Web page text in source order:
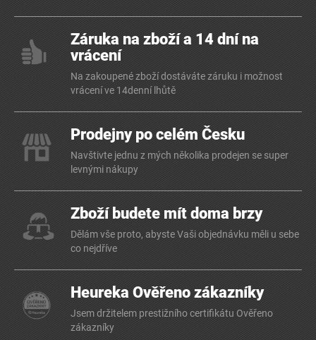
Záruka na zboží a 14 dní na
vrácení
Na zakoupené zboží dostáváte záruku i možnost
vrácení ve 14denní lhůtě
Prodejny po celém Česku
Navštivte jednu z mých několika prodejen se super
levnými nákupy
Zboží budete mít doma brzy
Dělám vše proto, abyste Vaši objednávku měli u sebe
co nejdříve
Heureka Ověřeno zákazníky
Jsem držitelem prestižního certifikátu Ověřeno
zákazníky